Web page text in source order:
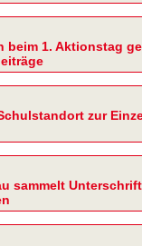
beim 1. Aktionstag
zur
sammelt